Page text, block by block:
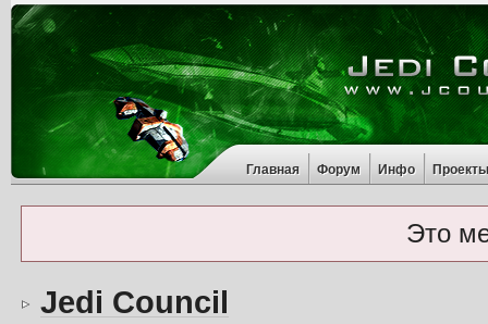
Главная Форум Инфо
Это
Jedi Council